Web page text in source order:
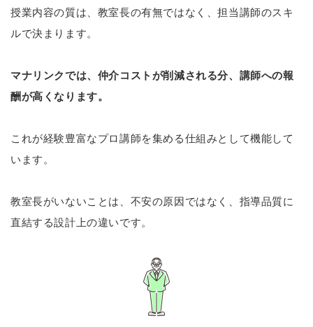
授業内容の質は、教室長の有無ではなく、担当講師のスキ
ルで決まります。
マナリンクでは、仲介コストが削減される分、講師への報
酬が高くなります。
これが経験豊富なプロ講師を集める仕組みとして機能して
います。
教室長がいないことは、不安の原因ではなく、指導品質に
直結する設計上の違いです。